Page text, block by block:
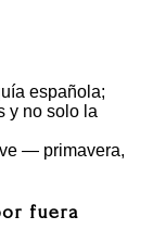
española;
y no solo la
— primavera,
fuera